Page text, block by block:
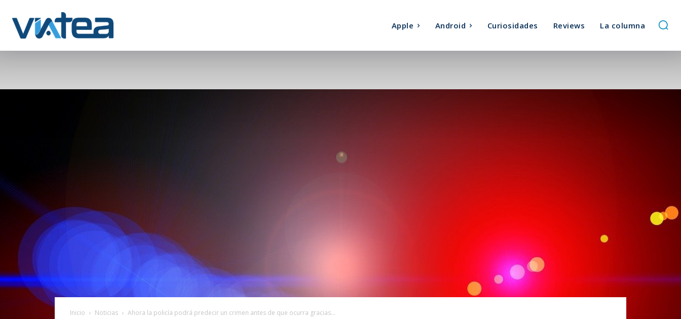
Apple Android Curiosidades Reviews La columna
Inicio Noticias Ahora la policía podrá predecir un crimen antes de que ocurra gracias...